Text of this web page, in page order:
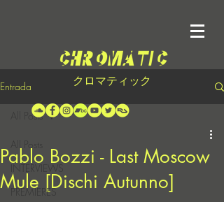
クロマティック
Entrada
INTERVIEWS
PREMIERES
All Posts
Pablo Bozzi - Last Moscow
Mule [Dischi Autunno]